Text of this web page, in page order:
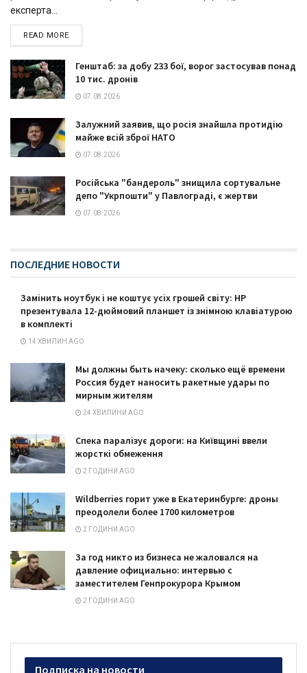
експерта...
READ MORE
Генштаб: за добу 233 бої, ворог застосував понад
10 тис. дронів
07.08.2026
Залужний заявив, що росія знайшла протидію
майже всій зброї НАТО
07.08.2026
Російська "бандероль" знищила сортувальне
депо "Укрпошти" у Павлограді, є жертви
07.08.2026
ПОСЛЕДНИЕ НОВОСТИ
Замінить ноутбук і не коштує усіх грошей світу: HP
презентувала 12-дюймовий планшет із знімною клавіатурою
в комплекті
14 ХВИЛИН AGO
Мы должны быть начеку: сколько ещё времени
Россия будет наносить ракетные удары по
мирным жителям
24 ХВИЛИНИ AGO
Спека паралізує дороги: на Київщині ввели
жорсткі обмеження
2 ГОДИНИ AGO
Wildberries горит уже в Екатеринбурге: дроны
преодолели более 1700 километров
2 ГОДИНИ AGO
За год никто из бизнеса не жаловался на
давление официально: интервью с
заместителем Генпрокурора Крымом
2 ГОДИНИ AGO
Подписка на новости